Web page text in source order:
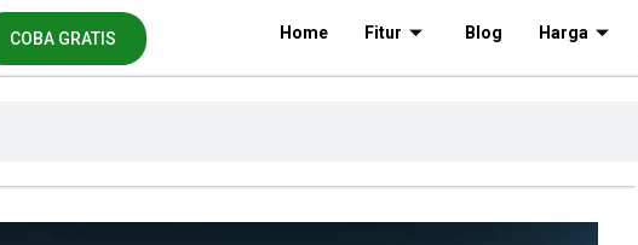
COBA GRATIS Home Fitur Blog Harga